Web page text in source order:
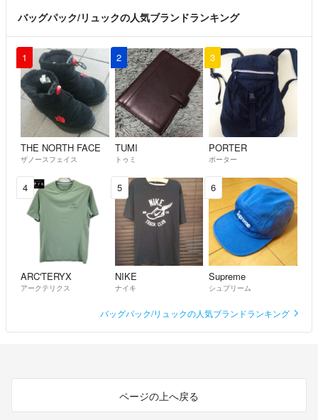
バッグパック/リュックの人気ブランドランキング
1
THE NORTH FACE
ザノースフェイス
2
TUMI
トゥミ
3
PORTER
ポーター
4
ARC'TERYX
アークテリクス
5
NIKE
ナイキ
6
Supreme
シュプリーム
バッグパック/リュックの人気ブランドランキング
ページの上へ戻る